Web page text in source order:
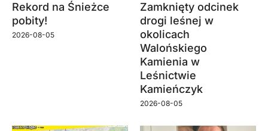
Rekord na Śnieżce
pobity!
2026-08-05
Zamknięty odcinek
drogi leśnej w
okolicach
Walońskiego
Kamienia w
Leśnictwie
Kamieńczyk
2026-08-05